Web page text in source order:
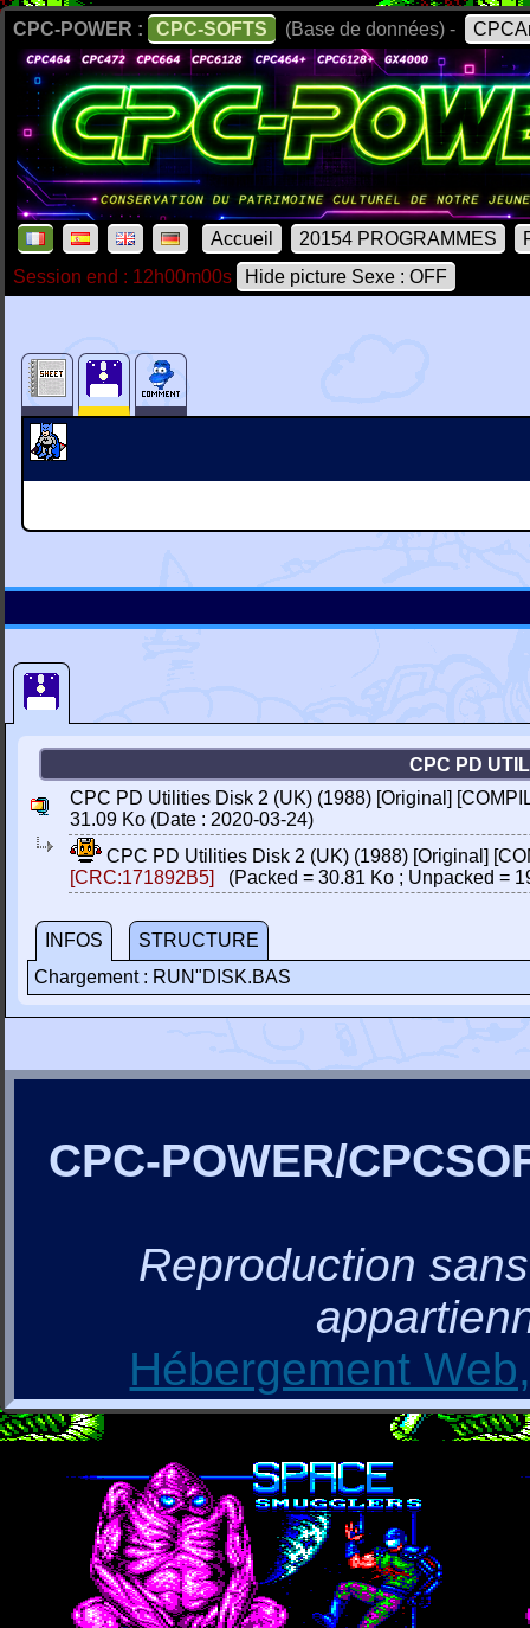
CPC-POWER : CPC-SOFTS (Base de données) -
Accueil 20154 PROGRAMMES
Session end : 12h00m00s
Hide picture Sexe : OFF
CPC PD
CPC PD Utilities Disk 2 (UK) (1988) [Original]
31.09 Ko (Date : 2020-03-24)
CPC PD Utilities Disk 2 (UK) (1988) [Original]
[CRC:171892B5]
(Packed = 30.81 Ko ; Unpacked =
INFOS
STRUCTURE
Chargement : RUN"DISK.BAS
CPC-POWER/
Reproduction
Hébergement